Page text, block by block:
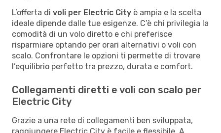
L’offerta di voli per Electric City è ampia e la scelta
ideale dipende dalle tue esigenze. C’è chi privilegia la
comodità di un volo diretto e chi preferisce
risparmiare optando per orari alternativi o voli con
scalo. Confrontare le opzioni ti permette di trovare
l’equilibrio perfetto tra prezzo, durata e comfort.
Collegamenti diretti e voli con scalo per
Electric City
Grazie a una rete di collegamenti ben sviluppata,